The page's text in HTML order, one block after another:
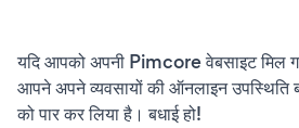
यदि आपको अपनी Pimcore वेबसाइट मिल
आपने अपने व्यवसायों की ऑनलाइन उपस्थिति
को पार कर लिया है। बधाई हो!